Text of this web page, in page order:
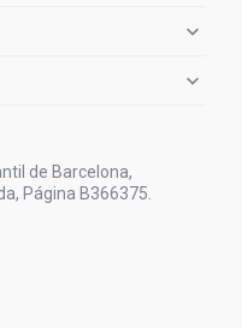


de Barcelona,
Página B366375.